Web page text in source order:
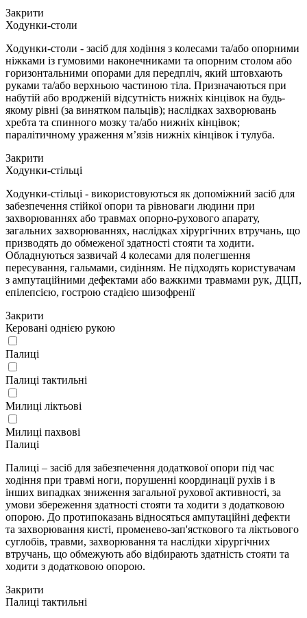
Закрити
Ходунки-столи
Ходунки-столи - засіб для ходіння з колесами та/або опорними
ніжками із гумовими наконечниками та опорним столом або
горизонтальними опорами для передпліч, який штовхають
руками та/або верхньою частиною тіла. Призначаються при
набутій або вродженій відсутність нижніх кінцівок на будь-
якому рівні (за винятком пальців); наслідках захворювань
хребта та спинного мозку та/або нижніх кінцівок;
паралітичному ураження м’язів нижніх кінцівок і тулуба.
Закрити
Ходунки-стільці
Ходунки-стільці - використовуються як допоміжний засіб для
забезпечення стійкої опори та рівноваги людини при
захворюваннях або травмах опорно-рухового апарату,
загальних захворюваннях, наслідках хірургічних втручань, що
призводять до обмеженої здатності стояти та ходити.
Обладнуються зазвичай 4 колесами для полегшення
пересування, гальмами, сидінням. Не підходять користувачам
з ампутаційними дефектами або важкими травмами рук, ДЦП,
епілепсією, гострою стадією шизофренії
Закрити
Керовані однією рукою
Палиці
Палиці тактильні
Милиці ліктьові
Милиці пахвові
Палиці
Палиці – засіб для забезпечення додаткової опори під час
ходіння при травмі ноги, порушенні координації рухів і в
інших випадках зниження загальної рухової активності, за
умови збереження здатності стояти та ходити з додатковою
опорою. До протипоказань відносяться ампутаційні дефекти
та захворювання кисті, променево-зап'ясткового та ліктьового
суглобів, травми, захворювання та наслідки хірургічних
втручань, що обмежують або відбирають здатність стояти та
ходити з додатковою опорою.
Закрити
Палиці тактильні